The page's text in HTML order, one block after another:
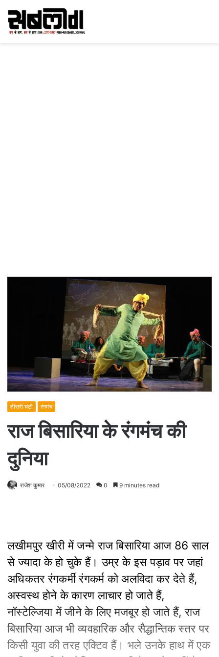
तीसरी घंटी रंगमंच
राज बिसारिया के रंगमंच की
दुनिया
राजेश कुमार 05/08/2022 0 9 minutes read
लखीमपुर खीरी में जन्मे राज बिसारिया आज 86 साल
से ज्यादा के हो चुके हैं। उम्र के इस पड़ाव पर जहां
अधिकतर रंगकर्मी रंगकर्म को अलविदा कर देते हैं,
अस्वस्थ होने के कारण लाचार हो जाते हैं,
नॉस्टेल्जिया में जीने के लिए मजबूर हो जाते हैं, राज
बिसारिया आज भी व्यवहारिक और सैद्धान्तिक स्तर पर
किसी युवा की तरह एक्टिव हैं। भले उनके हाथ में एक